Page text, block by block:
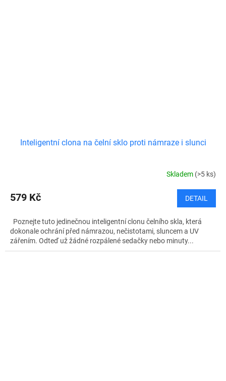
Inteligentní clona na čelní sklo proti námraze i slunci
Skladem (>5 ks)
579 Kč DETAIL
Poznejte tuto jedinečnou inteligentní clonu čelního skla, která
dokonale ochrání před námrazou, nečistotami, sluncem a UV
zářením. Odteď už žádné rozpálené sedačky nebo minuty...